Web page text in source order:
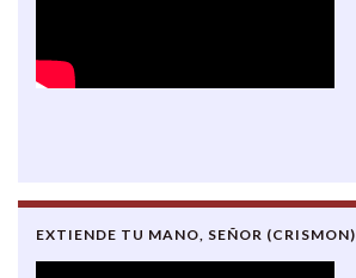
EXTIENDE TU MANO, SEÑOR (CRISMON)